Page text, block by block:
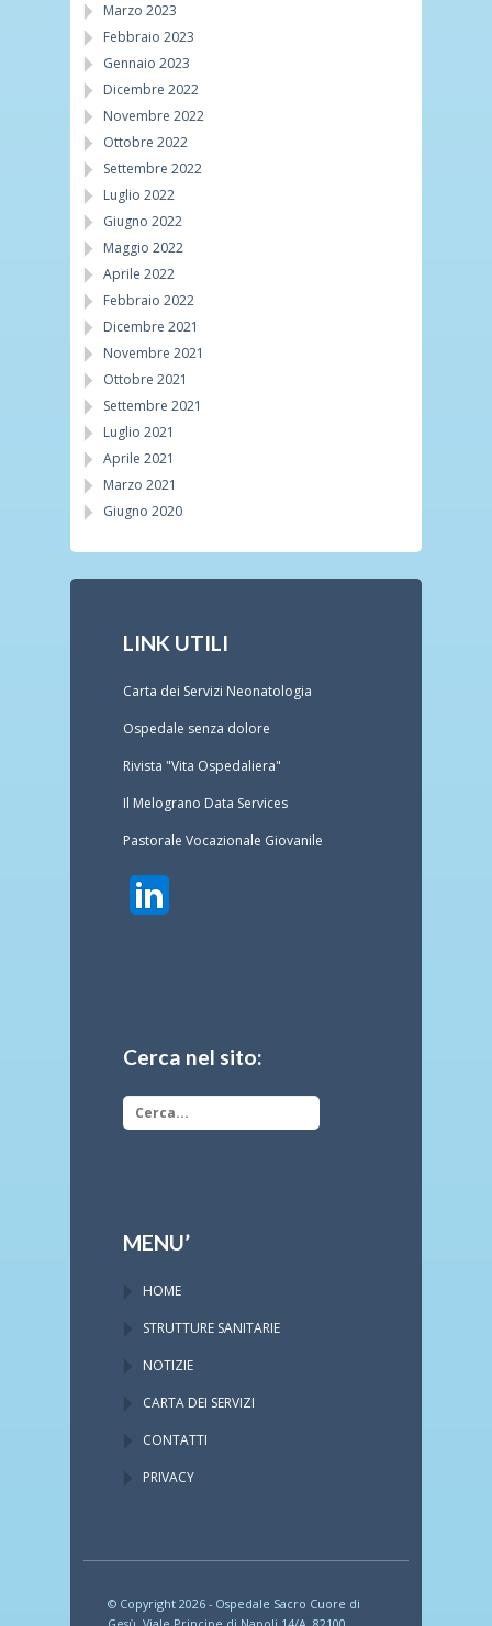
Marzo 2023
Febbraio 2023
Gennaio 2023
Dicembre 2022
Novembre 2022
Ottobre 2022
Settembre 2022
Luglio 2022
Giugno 2022
Maggio 2022
Aprile 2022
Febbraio 2022
Dicembre 2021
Novembre 2021
Ottobre 2021
Settembre 2021
Luglio 2021
Aprile 2021
Marzo 2021
Giugno 2020
LINK UTILI
Carta dei Servizi Neonatologia
Ospedale senza dolore
Rivista "Vita Ospedaliera"
Il Melograno Data Services
Pastorale Vocazionale Giovanile
Cerca nel sito:
MENU’
HOME
STRUTTURE SANITARIE
NOTIZIE
CARTA DEI SERVIZI
CONTATTI
PRIVACY
© Copyright 2026 - Ospedale Sacro Cuore di